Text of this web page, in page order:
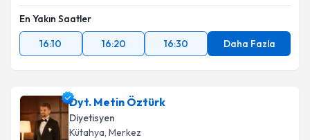
En Yakın Saatler
16:10
16:20 16:30 Daha Fazla
Dyt. Metin Öztürk
Diyetisyen
Kütahya, Merkez